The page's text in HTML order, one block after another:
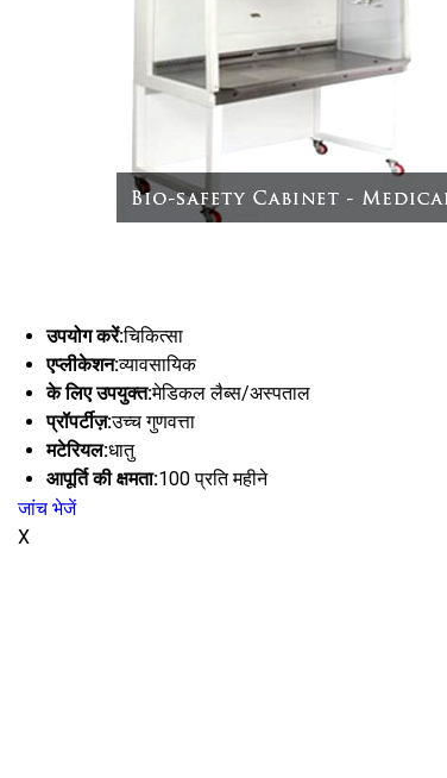
उपयोग करें:चिकित्सा
एप्लीकेशन:व्यावसायिक
के लिए उपयुक्त:मेडिकल लैब्स/अस्पताल
प्रॉपर्टीज़:उच्च गुणवत्ता
मटेरियल:धातु
आपूर्ति की क्षमता:100 प्रति महीने
जांच भेजें
X